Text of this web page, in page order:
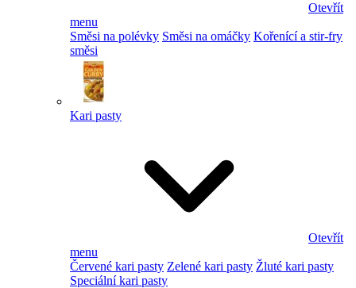
Otevřít
menu
Směsi na polévky Směsi na omáčky Kořenící a stir-fry
směsi
Kari pasty
Otevřít
menu
Červené kari pasty Zelené kari pasty Žluté kari pasty
Speciální kari pasty